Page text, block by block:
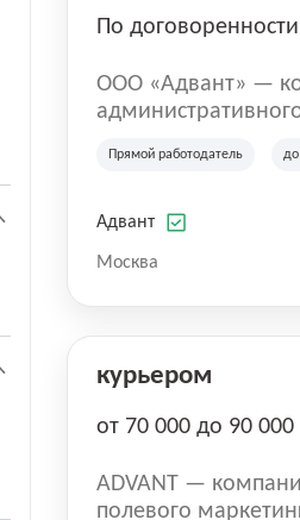
По договоренности
ООО «Адвант» —
юридических лиц
Прямой работодатель до
Адвант
Москва
курьером
от 70 000 до 90
ADVANT —
полевого